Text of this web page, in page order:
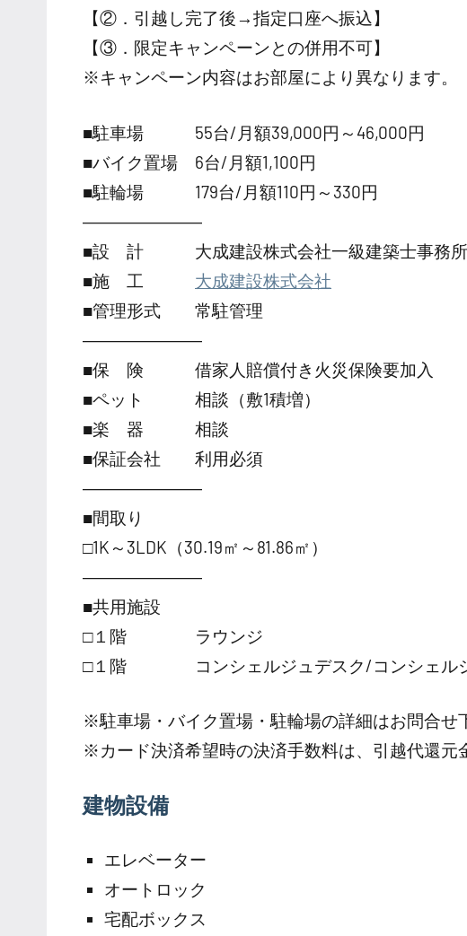
【②．引越し完了後→指定口座へ振込】
【③．限定キャンペーンとの併用不可】
※キャンペーン内容はお部屋により異なります。
■駐車場 55台/月額39,000円～46,000円
■バイク置場 6台/月額1,100円
■駐輪場 179台/月額110円～330円
―――――――
■設 計 大成建設株式会社一級建築士事務所
■施 工 大成建設株式会社
■管理形式 常駐管理
―――――――
■保 険 借家人賠償付き火災保険要加入
■ペット 相談（敷1積増）
■楽 器 相談
■保証会社 利用必須
―――――――
■間取り
□1K～3LDK（30.19㎡～81.86㎡）
―――――――
■共用施設
□１階 ラウンジ
□１階 コンシェルジュデスク/コンシェルジ
※駐車場・バイク置場・駐輪場の詳細はお問合せ
※カード決済希望時の決済手数料は、引越代還元
建物設備
エレベーター
オートロック
宅配ボックス